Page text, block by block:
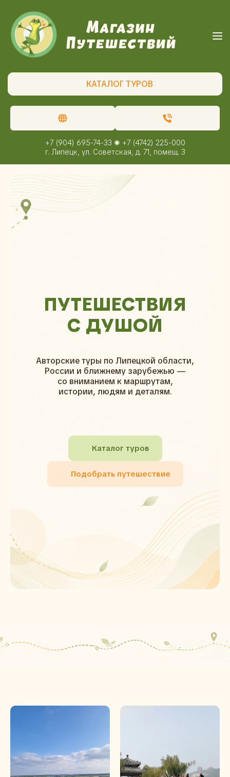
КАТАЛОГ ТУРОВ
+7 (904) 695-74-33 ✺ +7 (4742) 225-000
г. Липецк, ул. Советская, д. 71, помещ. 3
ПУТЕШЕСТВИЯ
С ДУШОЙ
Авторские туры по Липецкой области,
России и ближнему зарубежью —
со вниманием к маршрутам,
истории, людям и деталям.
Каталог туров
Подобрать путешествие